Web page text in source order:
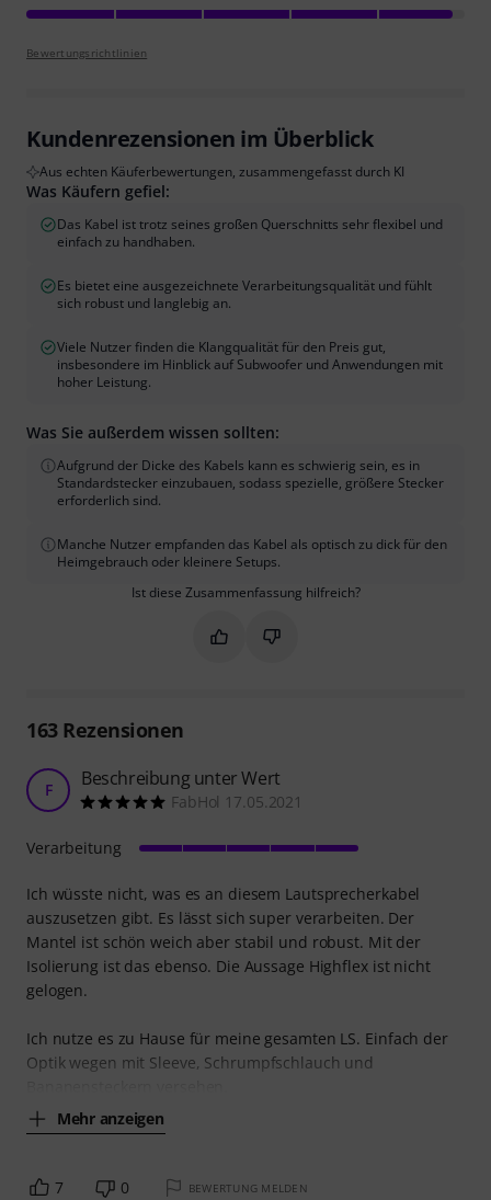
Bewertungsrichtlinien
Kundenrezensionen im Überblick
Aus echten Käuferbewertungen, zusammengefasst durch KI
Was Käufern gefiel:
Das Kabel ist trotz seines großen Querschnitts sehr flexibel und
einfach zu handhaben.
Es bietet eine ausgezeichnete Verarbeitungsqualität und fühlt
sich robust und langlebig an.
Viele Nutzer finden die Klangqualität für den Preis gut,
insbesondere im Hinblick auf Subwoofer und Anwendungen mit
hoher Leistung.
Was Sie außerdem wissen sollten:
Aufgrund der Dicke des Kabels kann es schwierig sein, es in
Standardstecker einzubauen, sodass spezielle, größere Stecker
erforderlich sind.
Manche Nutzer empfanden das Kabel als optisch zu dick für den
Heimgebrauch oder kleinere Setups.
Ist diese Zusammenfassung hilfreich?
Markieren Sie diese
Markieren Sie diese
163Rezensionen
F Beschreibung unter Wert
FabHol 17.05.2021
Ich wüsste nicht, was es an diesem Lautsprecherkabel
auszusetzen gibt. Es lässt sich super verarbeiten. Der
Mantel ist schön weich aber stabil und robust. Mit der
Isolierung ist das ebenso. Die Aussage Highflex ist nicht
gelogen.
Ich nutze es zu Hause für meine gesamten LS. Einfach der
Optik wegen mit Sleeve, Schrumpfschlauch und
Mehr anzeigen
Verarbeitung
7 0 BEWERTUNG MELDEN